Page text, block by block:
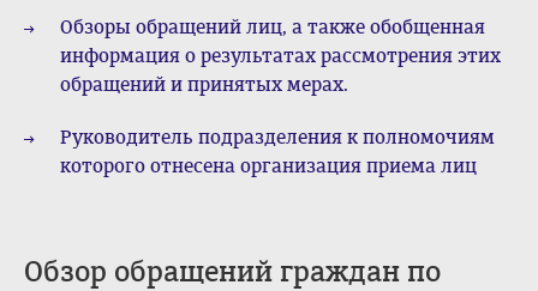
Обзоры обращений лиц, а также обобщенная
информация о результатах рассмотрения этих
обращений и принятых мерах.
Руководитель подразделения к полномочиям
которого отнесена организация приема лиц
Обзор обращений граждан по